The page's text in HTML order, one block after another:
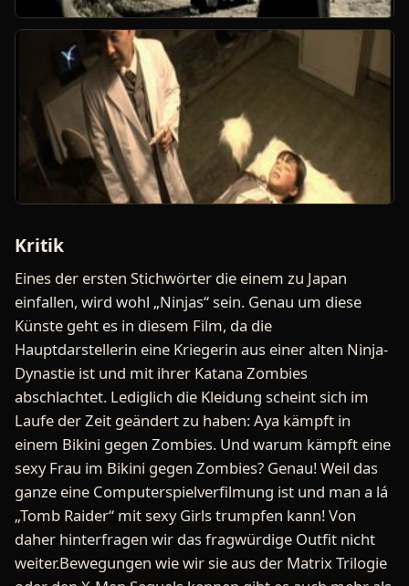
Kritik
Eines der ersten Stichwörter die einem zu Japan
einfallen, wird wohl „Ninjas“ sein. Genau um diese
Künste geht es in diesem Film, da die
Hauptdarstellerin eine Kriegerin aus einer alten Ninja-
Dynastie ist und mit ihrer Katana Zombies
abschlachtet. Lediglich die Kleidung scheint sich im
Laufe der Zeit geändert zu haben: Aya kämpft in
einem Bikini gegen Zombies. Und warum kämpft eine
sexy Frau im Bikini gegen Zombies? Genau! Weil das
ganze eine Computerspielverfilmung ist und man a lá
„Tomb Raider“ mit sexy Girls trumpfen kann! Von
daher hinterfragen wir das fragwürdige Outfit nicht
weiter.Bewegungen wie wir sie aus der Matrix Trilogie